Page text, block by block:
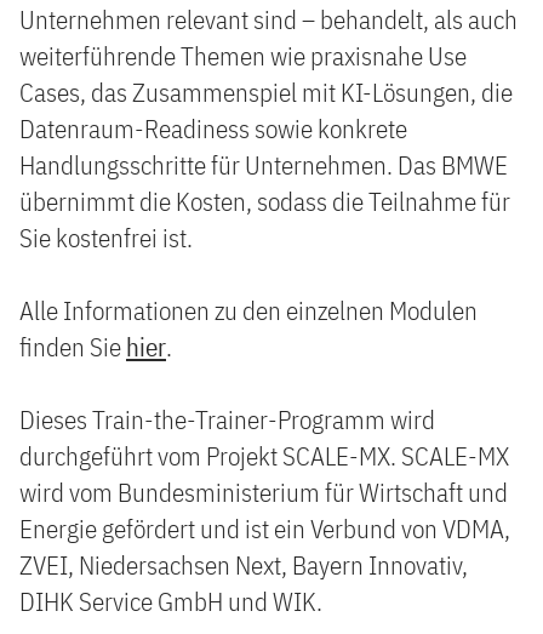
Unternehmen relevant sind – behandelt, als auch
weiterführende Themen wie praxisnahe Use
Cases, das Zusammenspiel mit KI-Lösungen, die
Datenraum-Readiness sowie konkrete
Handlungsschritte für Unternehmen. Das BMWE
übernimmt die Kosten, sodass die Teilnahme für
Sie kostenfrei ist.
Alle Informationen zu den einzelnen Modulen
finden Siehier.
Dieses Train-the-Trainer-Programm wird
durchgeführt vom Projekt SCALE-MX. SCALE-MX
wird vom Bundesministerium für Wirtschaft und
Energie gefördert und ist ein Verbund von VDMA,
ZVEI, Niedersachsen Next, Bayern Innovativ,
DIHK Service GmbH und WIK.